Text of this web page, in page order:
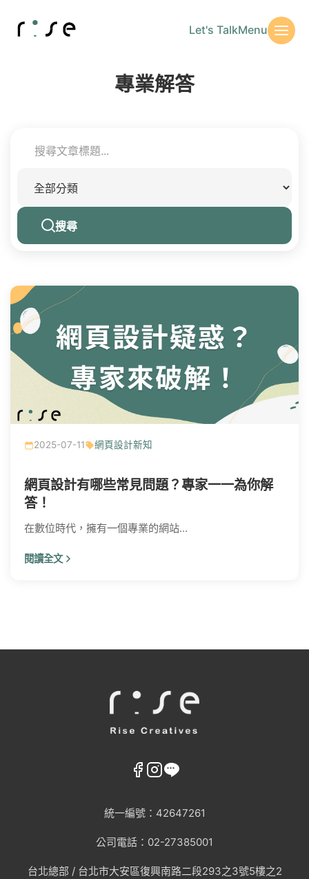
Let's TalkMenu
專業解答
搜尋
2025-07-11 網頁設計新知
網頁設計有哪些常見問題？專家一一為你解
答！
在數位時代，擁有一個專業的網站...
閱讀全文
統一編號：42647261
公司電話：02-27385001
台北總部 / 台北市大安區復興南路二段293之3號5樓之2